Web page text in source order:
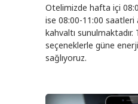
Otelimizde hafta içi
ise 08:00-11:00 saatleri
kahvaltı
seçeneklerle güne
sağlıyoruz.